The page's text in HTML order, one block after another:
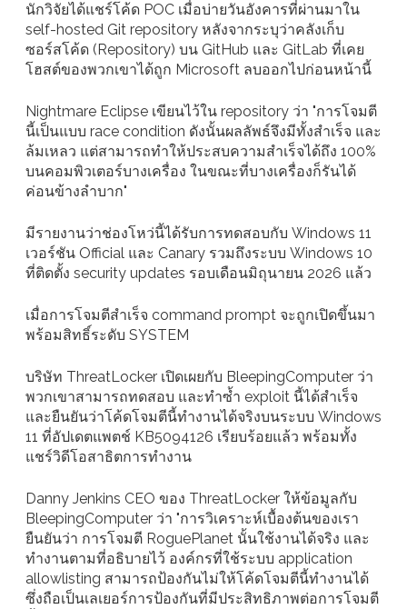
นักวิจัยได้แชร์โค้ด POC เมื่อบ่ายวันอังคารที่ผ่านมาใน
self-hosted Git repository หลังจากระบุว่าคลังเก็บ
ซอร์สโค้ด (Repository) บน GitHub และ GitLab ที่เคย
โฮสต์ของพวกเขาได้ถูก Microsoft ลบออกไปก่อนหน้านี้
Nightmare Eclipse เขียนไว้ใน repository ว่า "การโจมตี
นี้เป็นแบบ race condition ดังนั้นผลลัพธ์จึงมีทั้งสำเร็จ และ
ล้มเหลว แต่สามารถทำให้ประสบความสำเร็จได้ถึง 100%
บนคอมพิวเตอร์บางเครื่อง ในขณะที่บางเครื่องก็รันได้
ค่อนข้างลำบาก"
มีรายงานว่าช่องโหว่นี้ได้รับการทดสอบกับ Windows 11
เวอร์ชัน Official และ Canary รวมถึงระบบ Windows 10
ที่ติดตั้ง security updates รอบเดือนมิถุนายน 2026 แล้ว
เมื่อการโจมตีสำเร็จ command prompt จะถูกเปิดขึ้นมา
พร้อมสิทธิ์ระดับ SYSTEM
บริษัท ThreatLocker เปิดเผยกับ BleepingComputer ว่า
พวกเขาสามารถทดสอบ และทำซ้ำ exploit นี้ได้สำเร็จ
และยืนยันว่าโค้ดโจมตีนี้ทำงานได้จริงบนระบบ Windows
11 ที่อัปเดตแพตช์ KB5094126 เรียบร้อยแล้ว พร้อมทั้ง
แชร์วิดีโอสาธิตการทำงาน
Danny Jenkins CEO ของ ThreatLocker ให้ข้อมูลกับ
BleepingComputer ว่า "การวิเคราะห์เบื้องต้นของเรา
ยืนยันว่า การโจมตี RoguePlanet นั้นใช้งานได้จริง และ
ทำงานตามที่อธิบายไว้ องค์กรที่ใช้ระบบ application
allowlisting สามารถป้องกันไม่ให้โค้ดโจมตีนี้ทำงานได้
ซึ่งถือเป็นเลเยอร์การป้องกันที่มีประสิทธิภาพต่อการโจมตี